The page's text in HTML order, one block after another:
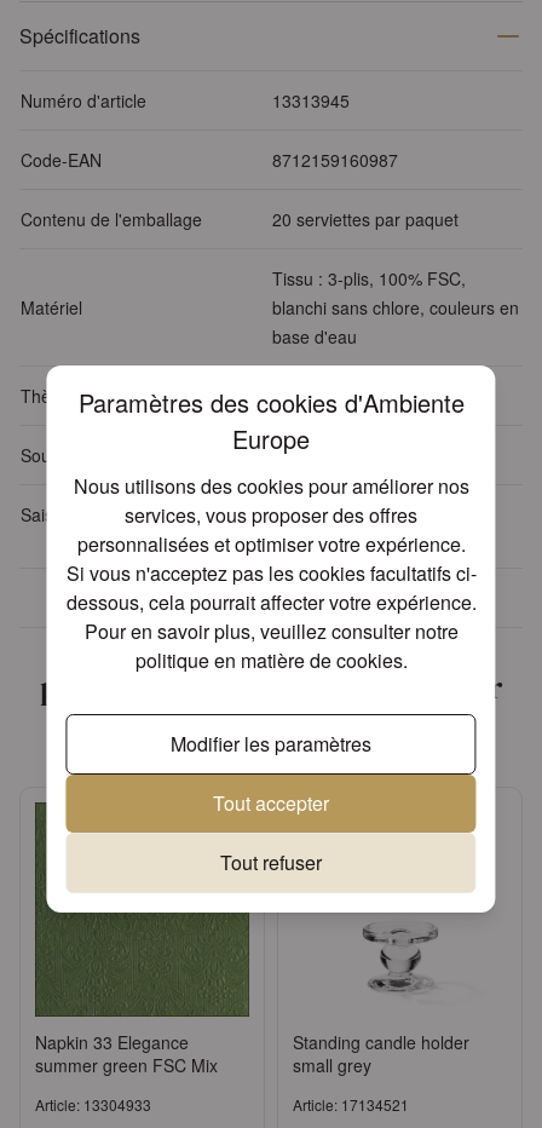
Paramètres des cookies d'Ambiente
Europe
Nous utilisons des cookies pour améliorer nos
services, vous proposer des offres
personnalisées et optimiser votre expérience.
Si vous n'acceptez pas les cookies facultatifs ci-
dessous, cela pourrait affecter votre expérience.
Pour en savoir plus, veuillez consulter notre
politique en matière de cookies.
Modifier les paramètres
Tout accepter
Tout refuser
Spécifications
Numéro d'article 13313945
Code-EAN 8712159160987
Contenu de l'emballage 20 serviettes par paquet
Matériel
Tissu : 3-plis, 100% FSC,
blanchi sans chlore, couleurs en
base d'eau
Thèmes Animaux
Sous-thème Animaux - Autres
Saison Été
Plus de 30 ans d'expérience
Nous avons trouvé d'autres
produits que vous pourriez aimer
!
Napkin 33 Elegance
summer green FSC Mix
Article: 13304933
Standing candle holder
small grey
Article: 17134521